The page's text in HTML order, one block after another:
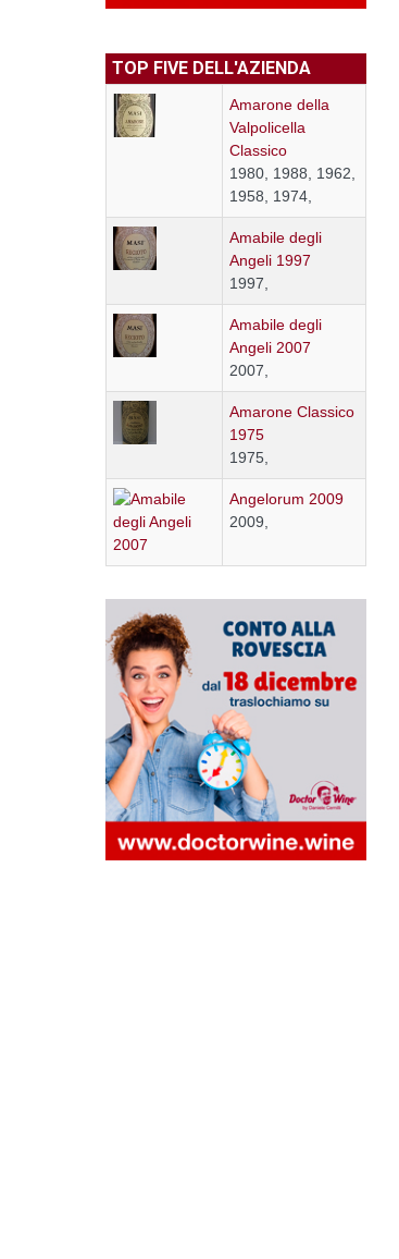
TOP FIVE DELL'AZIENDA
Amarone della
Valpolicella
Classico
1980, 1988, 1962,
1958, 1974,
Amabile degli
Angeli 1997
1997,
Amabile degli
Angeli 2007
2007,
Amarone Classico
1975
1975,
Angelorum 2009
2009,